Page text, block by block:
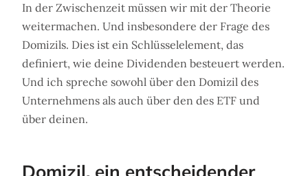
In der Zwischenzeit müssen wir mit der Theorie
weitermachen. Und insbesondere der Frage des
Domizils. Dies ist ein Schlüsselelement, das
definiert, wie deine Dividenden besteuert werden.
Und ich spreche sowohl über den Domizil des
Unternehmens als auch über den des ETF und
über deinen.